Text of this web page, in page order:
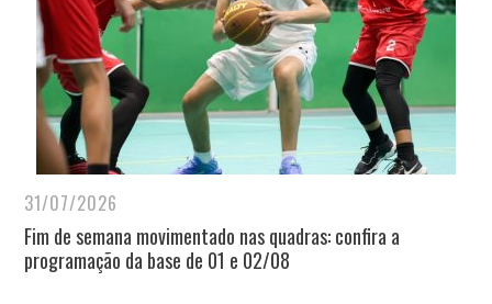
31/07/2026
Fim de semana movimentado nas quadras: confira a
programação da base de 01 e 02/08